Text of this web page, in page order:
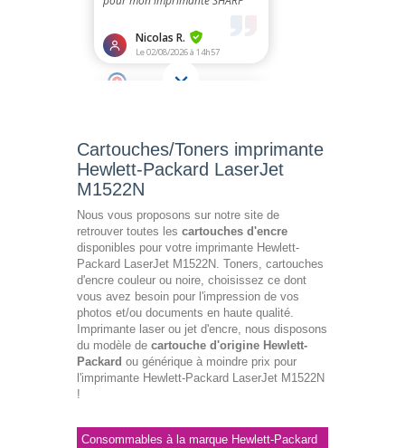
Cartouches/Toners imprimante
Hewlett-Packard LaserJet
M1522N
Nous vous proposons sur notre site de
retrouver toutes les cartouches d'encre
disponibles pour votre imprimante Hewlett-
Packard LaserJet M1522N. Toners, cartouches
d'encre couleur ou noire, choisissez ce dont
vous avez besoin pour l'impression de vos
photos et/ou documents en haute qualité.
Imprimante laser ou jet d'encre, nous disposons
du modèle de cartouche d'origine Hewlett-
Packard ou générique à moindre prix pour
l'imprimante Hewlett-Packard LaserJet M1522N
!
Consommables à la marque Hewlett-Packard